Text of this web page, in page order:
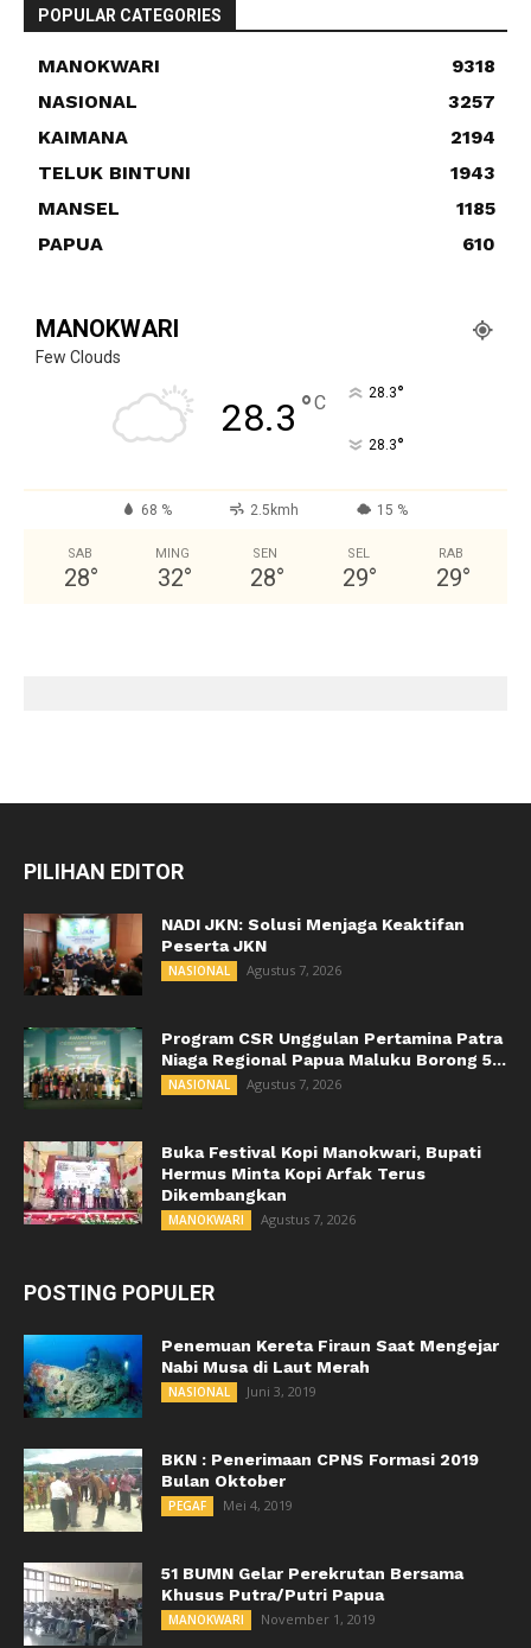
POPULAR CATEGORIES
MANOKWARI
9318
NASIONAL
3257
KAIMANA
2194
TELUK BINTUNI
1943
MANSEL
1185
PAPUA
610
MANOKWARI
Few Clouds
28.3 °C 28.3°
28.3°
68 % 2.5kmh 15 %
SAB
28°
MING
32°
SEN
28°
SEL
29°
RAB
29°
PILIHAN EDITOR
NADI JKN: Solusi Menjaga Keaktifan
Peserta JKN
NASIONAL Agustus 7, 2026
Program CSR Unggulan Pertamina Patra
Niaga Regional Papua Maluku Borong 5...
NASIONAL Agustus 7, 2026
Buka Festival Kopi Manokwari, Bupati
Hermus Minta Kopi Arfak Terus
Dikembangkan
MANOKWARI Agustus 7, 2026
POSTING POPULER
Penemuan Kereta Firaun Saat Mengejar
Nabi Musa di Laut Merah
NASIONAL Juni 3, 2019
BKN : Penerimaan CPNS Formasi 2019
Bulan Oktober
PEGAF Mei 4, 2019
51 BUMN Gelar Perekrutan Bersama
Khusus Putra/Putri Papua
MANOKWARI November 1, 2019